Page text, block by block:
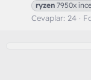
ryzen 7950x
Cevaplar: 24